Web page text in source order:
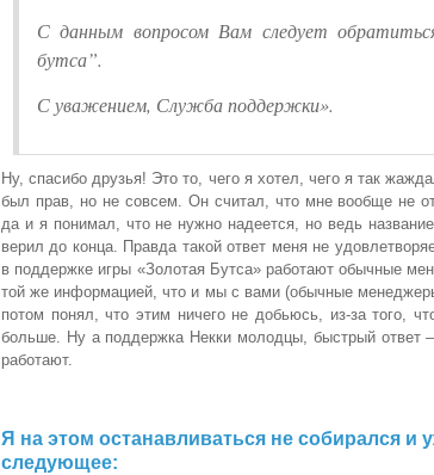
С данным вопросом Вам следует
бутса”.
С уважением, Служба поддержки».
Ну, спасибо друзья! Это то, чего я хотел, чего я так
был прав, но не совсем. Он считал, что мне вообще не
да и я понимал, что не нужно надеется, но ведь
верил до конца. Правда такой ответ меня не
в поддержке игры «Золотая Бутса» работают обычные
той же информацией, что и мы с вами (обычные
потом понял, что этим ничего не добьюсь, из-за того,
больше. Ну а поддержка Некки молодцы, быстрый ответ
работают.
Я на этом останавливаться не собирался и
следующее: